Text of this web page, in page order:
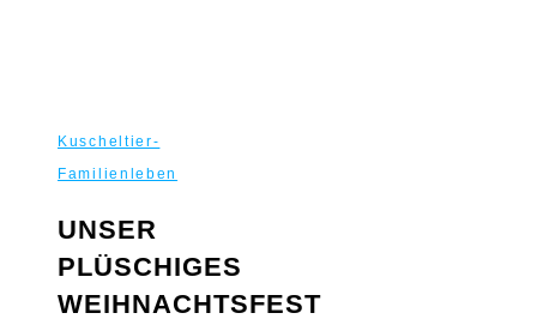
Kuscheltier-
Familienleben
UNSER
PLÜSCHIGES
WEIHNACHTSFEST